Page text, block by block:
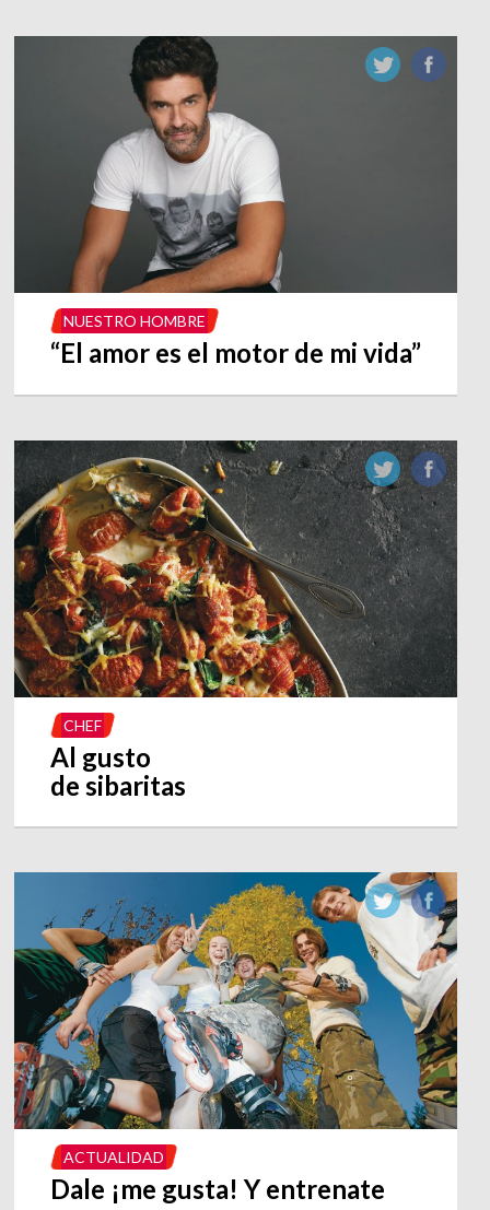
NUESTRO HOMBRE
“El amor es el motor de mi vida”
CHEF
Al gusto
de sibaritas
ACTUALIDAD
Dale ¡me gusta! Y entrenate